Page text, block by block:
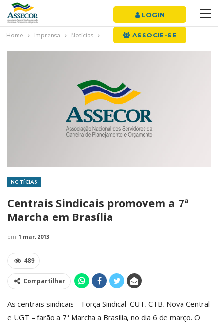
LOGIN
ASSOCIE-SE
Home Imprensa Notícias
NOTÍCIAS
Centrais Sindicais promovem a 7ª
Marcha em Brasília
em 1 mar, 2013
489
Compartilhar
As centrais sindicais – Força Sindical, CUT, CTB, Nova Central
e UGT – farão a 7ª Marcha a Brasília, no dia 6 de março. O